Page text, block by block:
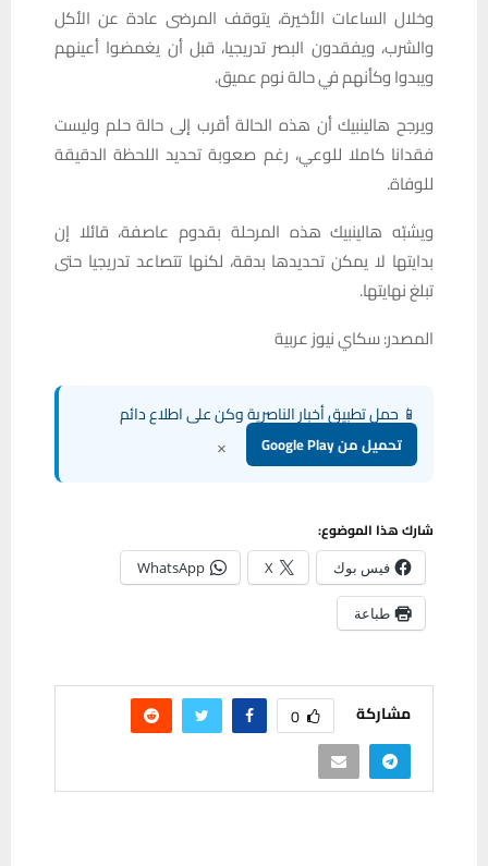
وخلال الساعات الأخيرة، يتوقف المرضى عادة عن الأكل
والشرب، ويفقدون البصر تدريجيا، قبل أن يغمضوا أعينهم
ويبدوا وكأنهم في حالة نوم عميق.
ويرجح هالينبيك أن هذه الحالة أقرب إلى حالة حلم وليست
فقدانا كاملا للوعي، رغم صعوبة تحديد اللحظة الدقيقة
للوفاة.
ويشبّه هالينبيك هذه المرحلة بقدوم عاصفة، قائلا إن
بدايتها لا يمكن تحديدها بدقة، لكنها تتصاعد تدريجيا حتى
تبلغ نهايتها.
المصدر: سكاي نيوز عربية
📱 حمل تطبيق أخبار الناصرية وكن على اطلاع دائم
تحميل من Google Play ×
شارك هذا الموضوع:
فيس بوك X
WhatsApp
طباعة
مشاركة 0